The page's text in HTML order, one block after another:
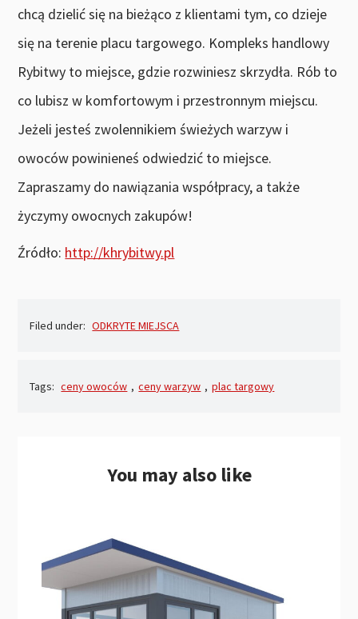
chcą dzielić się na bieżąco z klientami tym, co dzieje
się na terenie placu targowego. Kompleks handlowy
Rybitwy to miejsce, gdzie rozwiniesz skrzydła. Rób to
co lubisz w komfortowym i przestronnym miejscu.
Jeżeli jesteś zwolennikiem świeżych warzyw i
owoców powinieneś odwiedzić to miejsce.
Zapraszamy do nawiązania współpracy, a także
życzymy owocnych zakupów!
Źródło: http://khrybitwy.pl
Filed under: ODKRYTE MIEJSCA
Tags: ceny owoców , ceny warzyw , plac targowy
You may also like